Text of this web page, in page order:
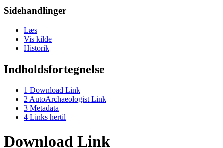
Sidehandlinger
Læs
Vis kilde
Historik
Indholdsfortegnelse
1 Download Link
2 AutoArchaeologist Link
3 Metadata
4 Links hertil
Download Link